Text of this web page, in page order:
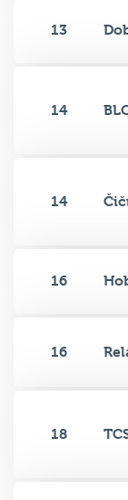
13
14
14
16
16
18